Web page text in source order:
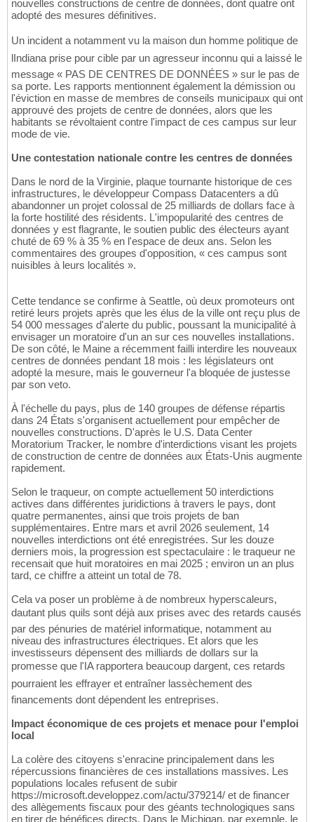
nouvelles constructions de centre de données, dont quatre ont
adopté des mesures définitives.
Un incident a notamment vu la maison dun homme politique de
lIndiana prise pour cible par un agresseur inconnu qui a laissé le
message « PAS DE CENTRES DE DONNÉES » sur le pas de
sa porte. Les rapports mentionnent également la démission ou
l'éviction en masse de membres de conseils municipaux qui ont
approuvé des projets de centre de données, alors que les
habitants se révoltaient contre l'impact de ces campus sur leur
mode de vie.
Une contestation nationale contre les centres de données
Dans le nord de la Virginie, plaque tournante historique de ces
infrastructures, le développeur Compass Datacenters a dû
abandonner un projet colossal de 25 milliards de dollars face à
la forte hostilité des résidents. L'impopularité des centres de
données y est flagrante, le soutien public des électeurs ayant
chuté de 69 % à 35 % en l'espace de deux ans. Selon les
commentaires des groupes d'opposition, « ces campus sont
nuisibles à leurs localités ».
Cette tendance se confirme à Seattle, où deux promoteurs ont
retiré leurs projets après que les élus de la ville ont reçu plus de
54 000 messages d'alerte du public, poussant la municipalité à
envisager un moratoire d'un an sur ces nouvelles installations.
De son côté, le Maine a récemment failli interdire les nouveaux
centres de données pendant 18 mois : les législateurs ont
adopté la mesure, mais le gouverneur l'a bloquée de justesse
par son veto.
À l'échelle du pays, plus de 140 groupes de défense répartis
dans 24 États s'organisent actuellement pour empêcher de
nouvelles constructions. D'après le U.S. Data Center
Moratorium Tracker, le nombre d'interdictions visant les projets
de construction de centre de données aux États-Unis augmente
rapidement.
Selon le traqueur, on compte actuellement 50 interdictions
actives dans différentes juridictions à travers le pays, dont
quatre permanentes, ainsi que trois projets de ban
supplémentaires. Entre mars et avril 2026 seulement, 14
nouvelles interdictions ont été enregistrées. Sur les douze
derniers mois, la progression est spectaculaire : le traqueur ne
recensait que huit moratoires en mai 2025 ; environ un an plus
tard, ce chiffre a atteint un total de 78.
Cela va poser un problème à de nombreux hyperscaleurs,
dautant plus quils sont déjà aux prises avec des retards causés
par des pénuries de matériel informatique, notamment au
niveau des infrastructures électriques. Et alors que les
investisseurs dépensent des milliards de dollars sur la
promesse que l'IA rapportera beaucoup dargent, ces retards
pourraient les effrayer et entraîner lassèchement des
financements dont dépendent les entreprises.
Impact économique de ces projets et menace pour l'emploi
local
La colère des citoyens s'enracine principalement dans les
répercussions financières de ces installations massives. Les
populations locales refusent de subir
https://microsoft.developpez.com/actu/379214/ et de financer
des allègements fiscaux pour des géants technologiques sans
en tirer de bénéfices directs. Dans le Michigan, par exemple, le